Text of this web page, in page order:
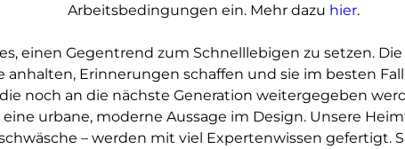
Arbeitsbedingungen ein. Mehr dazu hier.
einen Gegentrend zum Schnelllebigen zu setzen.
anhalten, Erinnerungen schaffen und sie im besten
die noch an die nächste Generation weitergegeben
urbane, moderne Aussage im Design. Unsere
– werden mit viel Expertenwissen gefertigt.